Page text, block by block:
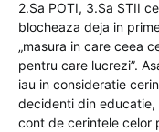
2.Sa POTI, 3.Sa STII
blocheaza deja in
„masura in care ceea
pentru care lucrezi”.
iau in consideratie
decidenti din educatie,
cont de cerintele celor